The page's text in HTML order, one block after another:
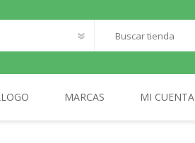
MARCAS MI CUENTA